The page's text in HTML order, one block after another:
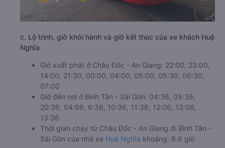
c. Lộ trình, giờ khởi hành và giờ kết thúc của xe khách Huệ
Nghĩa
Giờ xuất phát ở Châu Đốc - An Giang: 22:00, 23:00,
14:00, 21:30, 00:00, 04:00, 05:00, 05:30, 06:30,
07:00
Giờ đến nơi ở Bình Tân - Sài Gòn: 04:36, 05:36,
20:36, 04:06, 6:36, 10:36, 11:36, 12:06, 13:06,
13:36
Thời gian chạy từ Châu Đốc - An Giang đi Bình Tân -
Sài Gòn của nhà xe Huệ Nghĩa khoảng: 6.6 giờ